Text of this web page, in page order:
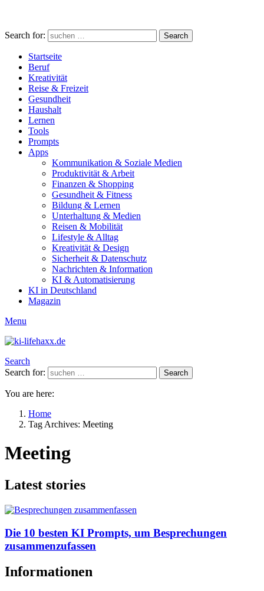
Search for: Search
Startseite
Beruf
Kreativität
Reise & Freizeit
Gesundheit
Haushalt
Lernen
Tools
Prompts
Apps
Kommunikation & Soziale Medien
Produktivität & Arbeit
Finanzen & Shopping
Gesundheit & Fitness
Bildung & Lernen
Unterhaltung & Medien
Reisen & Mobilität
Lifestyle & Alltag
Kreativität & Design
Sicherheit & Datenschutz
Nachrichten & Information
KI & Automatisierung
KI in Deutschland
Magazin
Menu
Search
Search for:
Search
You are here:
Home
Tag Archives: Meeting
Meeting
Latest stories
Die 10 besten KI Prompts, um Besprechungen
zusammenzufassen
Informationen